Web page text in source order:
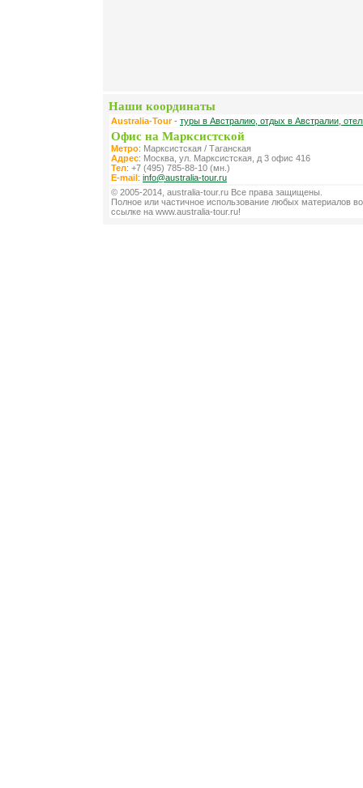
Наши координаты
Australia-Tour- туры в Австралию, отдых в Австралии,
Офис на Марксистской
Метро: Марксистская / Таганская
Адрес: Москва, ул. Марксистская, д 3 офис 416
Тел: +7 (495) 785-88-10 (мн.)
E-mail: info@australia-tour.ru
© 2005-2014, australia-tour.ru Все права защищены.
Полное или частичное использование любых материалов
ссылке на www.australia-tour.ru!